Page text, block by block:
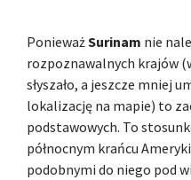
PonieważSurinam nie
rozpoznawalnych krajów
słyszało, a jeszcze mniej
lokalizację na mapie) to
podstawowych. To
północnym krańcu
podobnymi do niego pod